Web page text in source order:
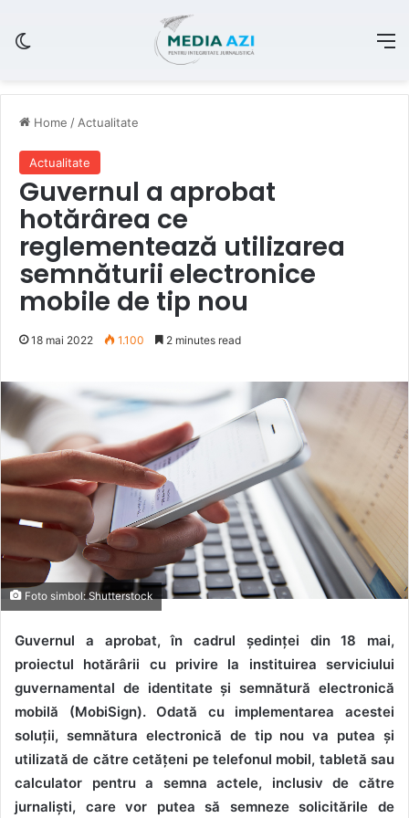
Home / Actualitate
Actualitate
Guvernul a aprobat
hotărârea ce
reglementează utilizarea
semnăturii electronice
mobile de tip nou
18 mai 2022 1.100 2 minutes read
Foto simbol: Shutterstock
Guvernul a aprobat, în cadrul ședinței din 18 mai,
proiectul hotărârii cu privire la instituirea serviciului
guvernamental de identitate și semnătură electronică
mobilă (MobiSign). Odată cu implementarea acestei
soluții, semnătura electronică de tip nou va putea și
utilizată de către cetățeni pe telefonul mobil, tabletă sau
calculator pentru a semna actele, inclusiv de către
jurnaliști, care vor putea să semneze solicitările de